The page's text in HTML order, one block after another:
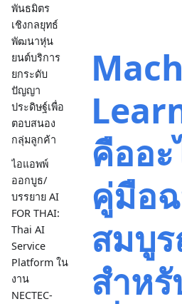
พันธมิตร
เชิงกลยุทธ์
พัฒนาหุ่น
ยนต์บริการ
ยกระดับ
ปัญญา
ประดิษฐ์เพื่อ
ตอบสนอง
กลุ่มลูกค้า
ไอแอพพ์
ออกบูธ/
บรรยาย AI
FOR THAI:
Thai AI
Service
Platform ใน
งาน
NECTEC-
คืออะ
คู่มือ
สมบู
สำห